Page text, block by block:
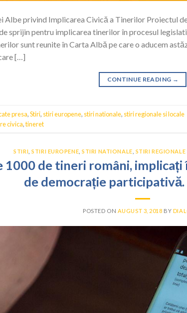
Albe privind Implicarea Civică a Tinerilor Proiectul
sprijin pentru implicarea tinerilor în procesul
sunt reunite în Carta Albă pe care o aducem
[…]
CONTINUE READING →
presa,Stiri, stiri europene, stiri nationale, stiri regionale si locale
civica,tineret
STIRI ,STIRI EUROPENE ,STIRI NATIONALE STIRI REGIONALE
1000 de tineri români,
de democrație participativă.
POSTED ON AUGUST 3, 2018 BY